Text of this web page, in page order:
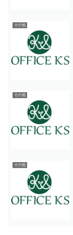
その他
その他
その他